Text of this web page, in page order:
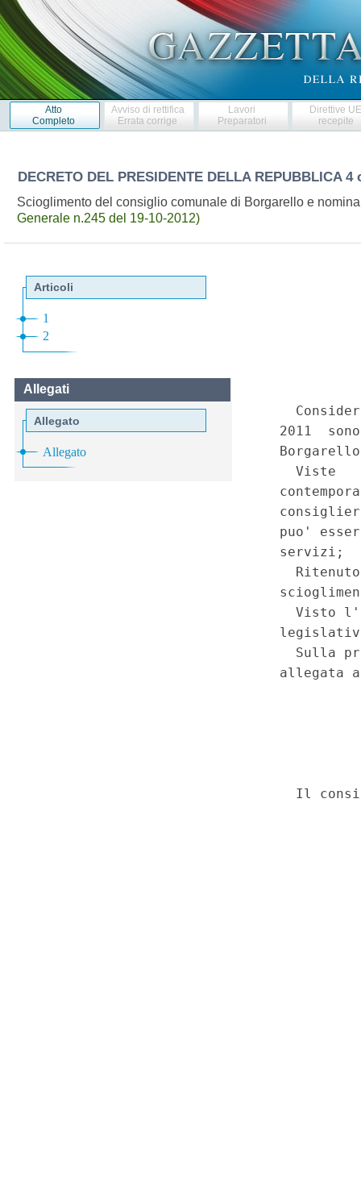
Atto
Completo
Avviso di rettifica
Errata corrige
Lavori
Preparatori
Direttive
recepite
DECRETO DEL PRESIDENTE DELLA REPUBBLICA 4
Scioglimento del consiglio comunale di Borgarello e
Generale n.245 del 19-10-2012)